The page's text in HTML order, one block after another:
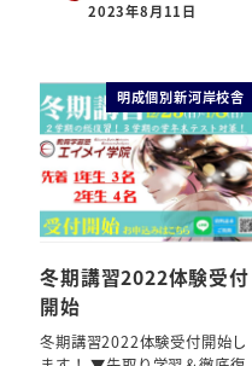
2023年8月11日
明成個別新河岸校舎
冬期講習2022体験受付
開始
冬期講習2022体験受付開始し